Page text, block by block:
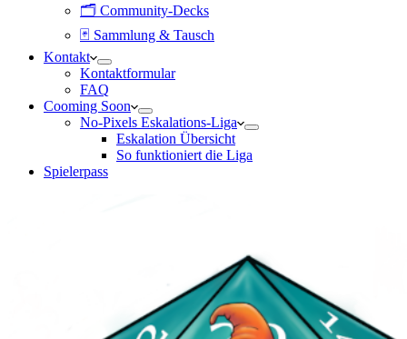
🗂 Community-Decks
🃏 Sammlung & Tausch
Kontakt
Kontaktformular
FAQ
Cooming Soon
No-Pixels Eskalations-Liga
Eskalation Übersicht
So funktioniert die Liga
Spielerpass